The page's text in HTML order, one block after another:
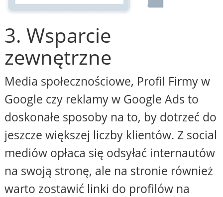
3. Wsparcie
zewnętrzne
Media społecznościowe, Profil Firmy w
Google czy reklamy w Google Ads to
doskonałe sposoby na to, by dotrzeć do
jeszcze większej liczby klientów. Z social
mediów opłaca się odsyłać internautów
na swoją stronę, ale na stronie również
warto zostawić linki do profilów na